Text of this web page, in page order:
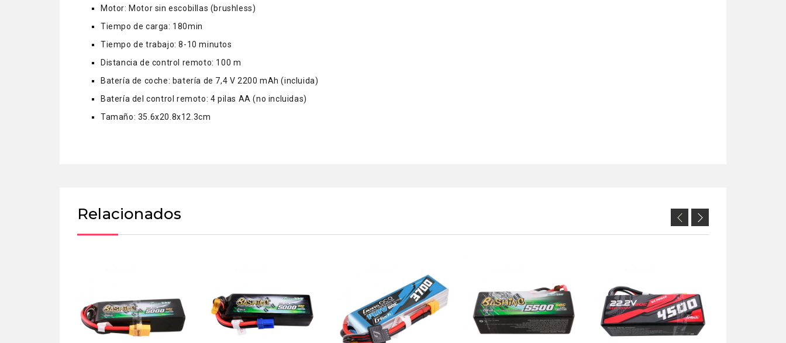
Motor: Motor sin escobillas (brushless)
Tiempo de carga: 180min
Tiempo de trabajo: 8-10 minutos
Distancia de control remoto: 100 m
Batería de coche: batería de 7,4 V 2200 mAh (incluida)
Batería del control remoto: 4 pilas AA (no incluidas)
Tamaño: 35.6x20.8x12.3cm
Relacionados